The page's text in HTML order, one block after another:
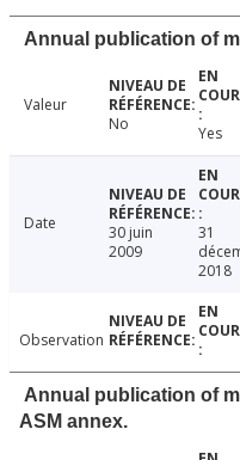
Annual publication of
Valeur
No
Yes
Date
30 juin
2009
31
2018
Observation
Annual publication of
ASM annex.